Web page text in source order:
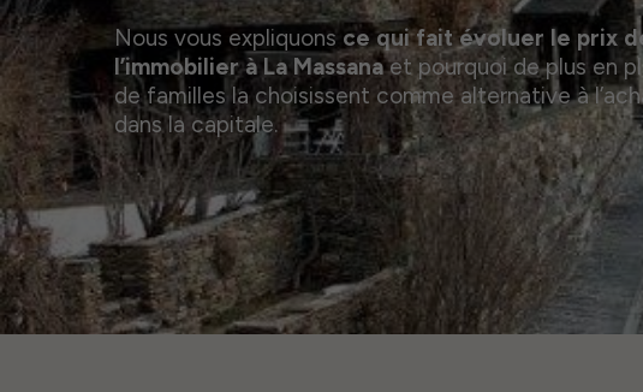
Nous vous expliquons ce qui fait évoluer le prix
l’immobilier à La Massanaet pourquoi de plus en
de familles la choisissent comme alternative à
dans la capitale.